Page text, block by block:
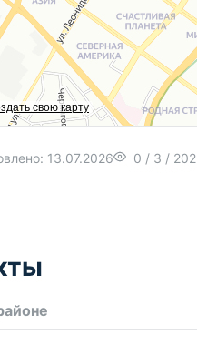
свою карту
13.07.2026 0 / 3 / 202